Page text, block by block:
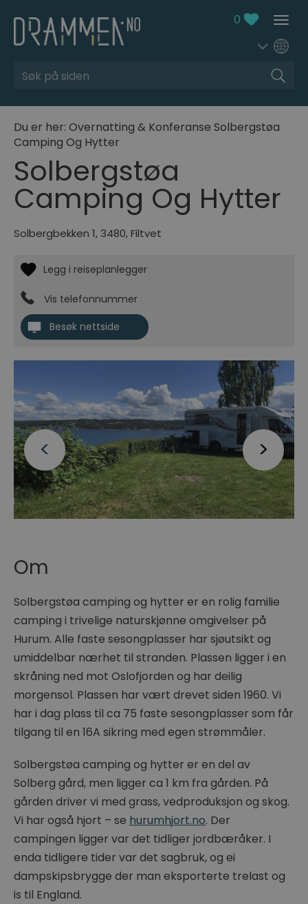
0
Søk
Du er her: Overnatting & Konferanse Solbergstøa
Camping Og Hytter
Solbergstøa
Camping Og Hytter
Solbergbekken 1, 3480,Filtvet
Vis telefonnummer
Besøk nettside
Om
Solbergstøa camping og hytter er en rolig familie
camping i trivelige naturskjønne omgivelser på
Hurum. Alle faste sesongplasser har sjøutsikt og
umiddelbar nærhet til stranden. Plassen ligger i en
skråning ned mot Oslofjorden og har deilig
morgensol. Plassen har vært drevet siden 1960. Vi
har i dag plass til ca 75 faste sesongplasser som får
tilgang til en 16A sikring med egen strømmåler.
Solbergstøa camping og hytter er en del av
Solberg gård, men ligger ca 1 km fra gården. På
gården driver vi med grass, vedproduksjon og skog.
Vi har også hjort – se hurumhjort.no. Der
campingen ligger var det tidliger jordbæråker. I
enda tidligere tider var det sagbruk, og ei
dampskipsbrygge der man eksporterte trelast og
is til England.